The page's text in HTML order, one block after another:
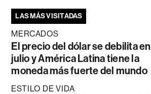
LAS MÁS VISITADAS
MERCADOS
El precio del dólar se debilita en
julio y América Latina tiene la
moneda más fuerte del mundo
ESTILO DE VIDA